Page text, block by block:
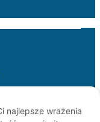
najlepsze wrażenia